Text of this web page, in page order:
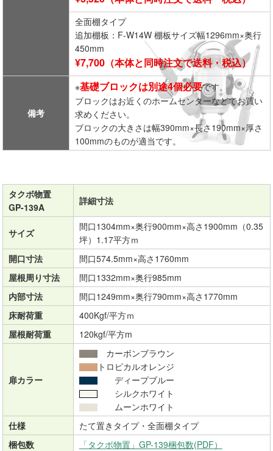
全面棚タイプ
追加棚板：F-W14W 棚板サイズ幅1296mm×奥行
450mm
¥7,700（本体と同時注文で送料・税込）
備考
※基礎ブロックは別途4個必要です。
ブロックはお近くのホームセンターなどでお買い
求めください。
ブロックの大きさは幅390mm×長さ190mm×厚さ
100mmのものが適当です。
タクボ物置
GP-139A
詳細寸法
サイズ
間口1304mm×奥行900mm×高さ1900mm（0.35
坪）1.17平方ｍ
開口寸法
間口574.5mm×高さ1760mm
屋根周り寸法
間口1332mm×奥行985mm
内部寸法
間口1249mm×奥行790mm×高さ1770mm
床耐荷重
400Kgf/平方ｍ
屋根耐荷重
120kgf/平方m
扉カラー
カーボンブラウン
トロピカルオレンジ
ディープブルー
シルクホワイト
ムーンホワイト
仕様
たて置きタイプ・全面棚タイプ
梱包数
「タクボ物置」GP-139梱包数(PDF）